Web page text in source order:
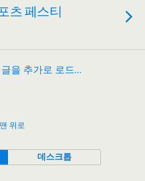
츠 페스티
을 추가로 로드…
맨 위로
데스크톱